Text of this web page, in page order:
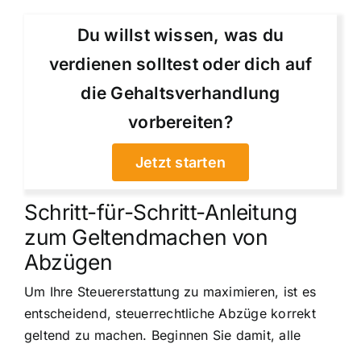
Du willst wissen, was du
verdienen solltest oder dich auf
die Gehaltsverhandlung
vorbereiten?
Jetzt starten
Schritt-für-Schritt-Anleitung
zum Geltendmachen von
Abzügen
Um Ihre Steuererstattung zu maximieren, ist es
entscheidend, steuerrechtliche Abzüge korrekt
geltend zu machen. Beginnen Sie damit, alle